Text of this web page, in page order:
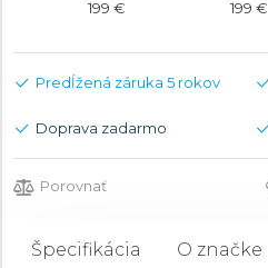
199 € 199 €
Predĺžená záruka 5 rokov
Doprava zadarmo
Porovnať
Špecifikácia O značke